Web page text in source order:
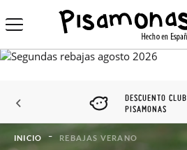
DESCUENTO CLUB
PISAMONAS
INICIO REBAJAS VERANO